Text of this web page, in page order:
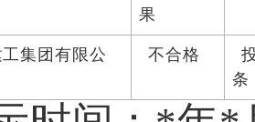
果
集团有限公
不合格
条